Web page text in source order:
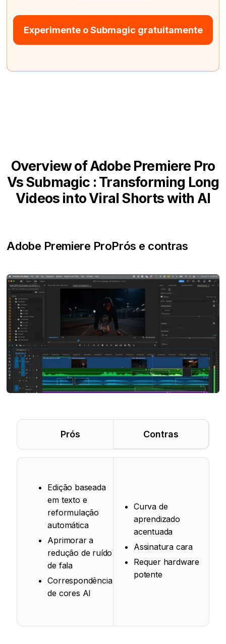
Experimente o Submagic gratuitamente
Overview of Adobe Premiere Pro
Vs Submagic : Transforming Long
Videos into Viral Shorts with AI
Adobe Premiere ProPrós e contras
Prós Contras
Edição baseada
em texto e
reformulação
automática
Aprimorar a
redução de ruído
de fala
Correspondência
de cores AI
Curva de
aprendizado
acentuada
Assinatura cara
Requer hardware
potente